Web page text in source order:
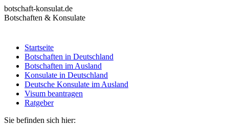
Zum
Inhalt
botschaft-konsulat.de
Botschaften & Konsulate
Startseite
Botschaften in Deutschland
Botschaften im Ausland
Konsulate in Deutschland
Deutsche Konsulate im Ausland
Visum beantragen
Ratgeber
Startseite
Botschaften in Deutschland
Botschaften im Ausland
Konsulate in Deutschland
Deutsche Konsulate im Ausland
Visum beantragen
Ratgeber
Sie befinden sich hier: